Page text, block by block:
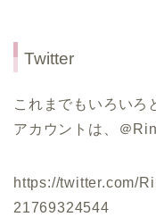
Twitter
これまでもいろいろ
アカウントは、＠
https://twitter.com/
21769324544